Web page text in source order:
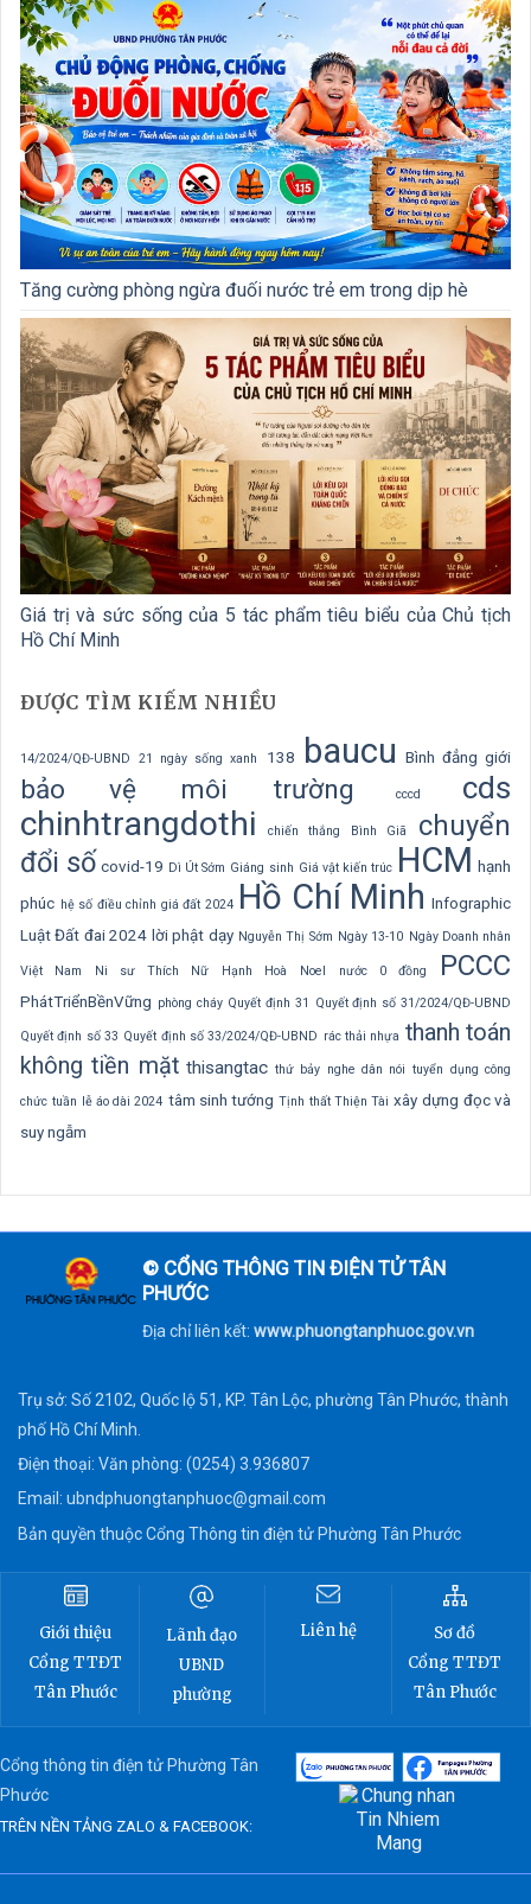
Tăng cường phòng ngừa đuối nước trẻ em trong dịp hè
Giá trị và sức sống của 5 tác phẩm tiêu biểu của Chủ tịch
Hồ Chí Minh
ĐƯỢC TÌM KIẾM NHIỀU
14/2024/QĐ-UBND 21 ngày sống xanh 138 baucu Bình đẳng giới
bảo vệ môi trường cccd cds
chinhtrangdothi chiến thắng Bình Giã
chuyển
đổi số covid-19 Dì Út Sớm Giáng sinh Giá vật kiến trúc HCM hạnh
phúc hệ số điều chỉnh giá đất 2024 Hồ Chí Minh Infographic
Luật Đất đai 2024 lời phật dạy Nguyễn Thị Sớm Ngày 13-10 Ngày Doanh nhân
Việt Nam Ni sư Thích Nữ Hạnh Hoà Noel nước 0 đồng PCCC
PhátTriểnBềnVững phòng cháy Quyết định 31 Quyết định số 31/2024/QĐ-UBND
Quyết định số 33 Quyết định số 33/2024/QĐ-UBND rác thải nhựa thanh toán
không tiền mặt thisangtac thứ bảy nghe dân nói tuyển dụng công
chức tuần lễ áo dài 2024 tâm sinh tướng Tịnh thất Thiện Tài xây dựng đọc và
suy ngẫm
© CỔNG THÔNG TIN ĐIỆN TỬ TÂN
PHƯỚC
Địa chỉ liên kết: www.phuongtanphuoc.gov.vn
Trụ sở: Số 2102, Quốc lộ 51, KP. Tân Lộc, phường Tân Phước, thành
phố Hồ Chí Minh.
Điện thoại: Văn phòng: (0254) 3.936807
Email: ubndphuongtanphuoc@gmail.com
Bản quyền thuộc Cổng Thông tin điện tử Phường Tân Phước
Giới thiệu
Cổng TTĐT
Tân Phước
Lãnh đạo
UBND
phường
Liên hệ
Sơ đồ
Cổng TTĐT
Tân Phước
Cổng thông tin điện tử Phường Tân
Phước
TRÊN NỀN TẢNG ZALO & FACEBOOK: